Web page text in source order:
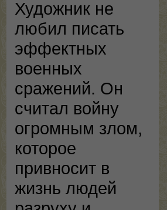
Художник не
любил писать
эффектных
военных
сражений. Он
считал войну
огромным злом,
которое
привносит в
жизнь людей